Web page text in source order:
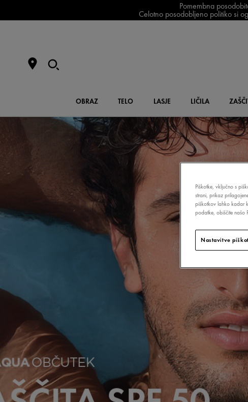
Pomembna
Celotno posodobljeno politiko si
OBRAZ TELO LASJE LIČILA
Piškotke, vključno s
strani, prikaz
piškotkov lahko kadar
podatke, obiščite našo
Nastavitve